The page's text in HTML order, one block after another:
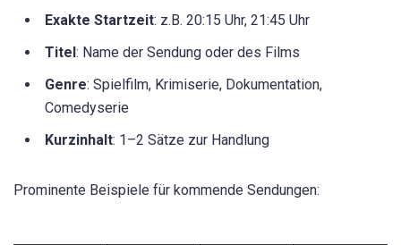
Exakte Startzeit: z.B. 20:15 Uhr, 21:45 Uhr
Titel: Name der Sendung oder des Films
Genre: Spielfilm, Krimiserie, Dokumentation,
Comedyserie
Kurzinhalt: 1–2 Sätze zur Handlung
Prominente Beispiele für kommende Sendungen: